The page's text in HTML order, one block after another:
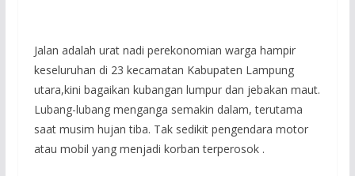
Jalan adalah urat nadi perekonomian warga hampir
keseluruhan di 23 kecamatan Kabupaten Lampung
utara,kini bagaikan kubangan lumpur dan jebakan maut.
Lubang-lubang menganga semakin dalam, terutama
saat musim hujan tiba. Tak sedikit pengendara motor
atau mobil yang menjadi korban terperosok .